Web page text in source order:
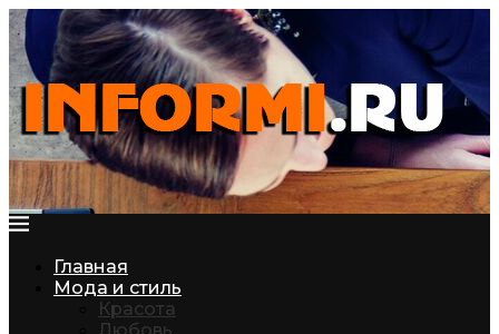
Главная
Мода и стиль
Красота